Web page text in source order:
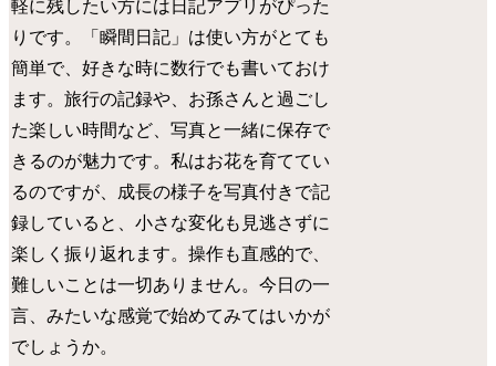
軽に残したい方には日記アプリがぴった
りです。「瞬間日記」は使い方がとても
簡単で、好きな時に数行でも書いておけ
ます。旅行の記録や、お孫さんと過ごし
た楽しい時間など、写真と一緒に保存で
きるのが魅力です。私はお花を育ててい
るのですが、成長の様子を写真付きで記
録していると、小さな変化も見逃さずに
楽しく振り返れます。操作も直感的で、
難しいことは一切ありません。今日の一
言、みたいな感覚で始めてみてはいかが
でしょうか。